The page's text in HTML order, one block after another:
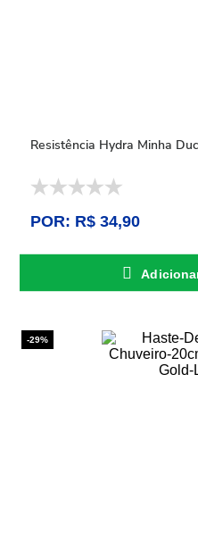
Resistência Hydra Minha
POR: R$ 34,90
-29%